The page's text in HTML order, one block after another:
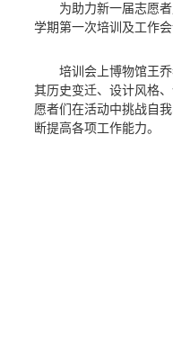
为助力新一届志愿
学期第一次培训及工作
培训会上博物馆王
其历史变迁、设计风格
愿者们在活动中挑战自
断提高各项工作能力。